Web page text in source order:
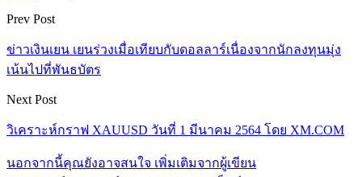
Prev Post
ข่าวเงินเยน เยนร่วงเมื่อเทียบกับดอลลาร์เนื่องจากนักลงทุนมุ่ง
เน้นไปที่พันธบัตร
Next Post
วิเคราะห์กราฟ XAUUSD วันที่ 1 มีนาคม 2564 โดย XM.COM
นอกจากนี้คุณยังอาจสนใจ เพิ่มเติมจากผู้เขียน